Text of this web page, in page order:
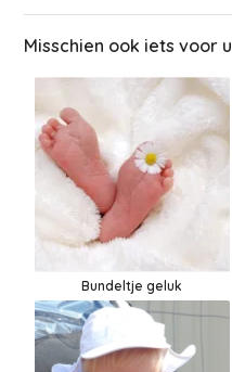
Misschien ook iets voor u
Bundeltje geluk